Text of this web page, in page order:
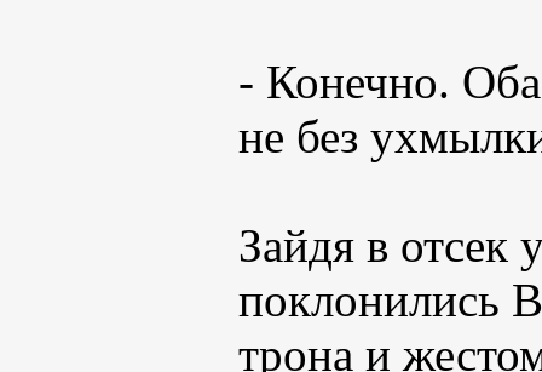
- Конечно.
не без
Зайдя в отсек
поклонились
трона и